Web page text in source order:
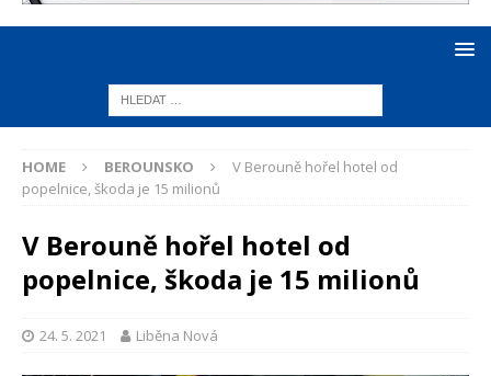
HOME BEROUNSKO
V Berouně hořel hotel od
popelnice, škoda je 15 milionů
V Berouně hořel hotel od
popelnice, škoda je 15 milionů
24. 5. 2021 Liběna Nová